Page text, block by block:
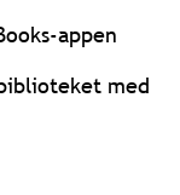
appen
med